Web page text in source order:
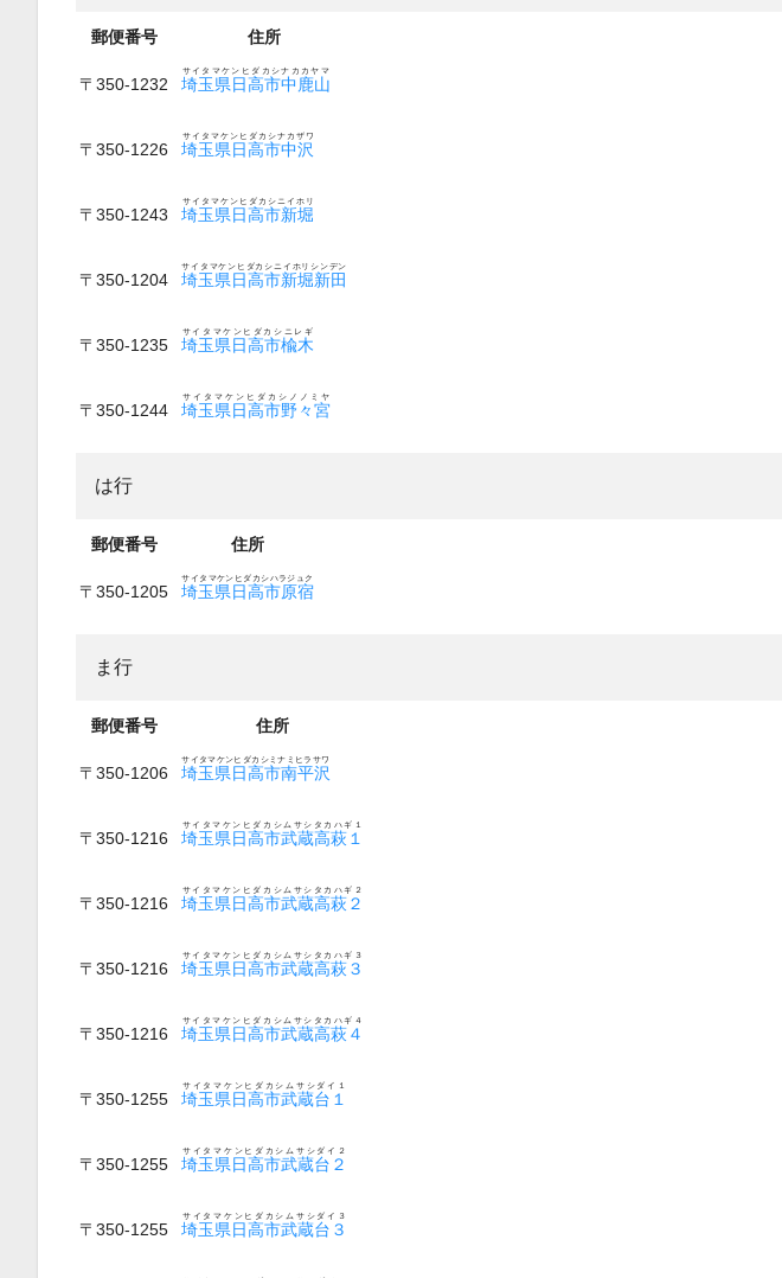
郵便番号 住所
〒350-1232 埼玉県日高市中鹿山
サイタマケンヒダカシナカカヤマ
〒350-1226 埼玉県日高市中沢
サイタマケンヒダカシナカザワ
〒350-1243 埼玉県日高市新堀
サイタマケンヒダカシニイホリ
〒350-1204 埼玉県日高市新堀新田
サイタマケンヒダカシニイホリシンデン
〒350-1235 埼玉県日高市楡木
サイタマケンヒダカシニレギ
〒350-1244 埼玉県日高市野々宮
サイタマケンヒダカシノノミヤ
は行
郵便番号 住所
〒350-1205 埼玉県日高市原宿
サイタマケンヒダカシハラジュク
ま行
郵便番号 住所
〒350-1206 埼玉県日高市南平沢
サイタマケンヒダカシミナミヒラサワ
〒350-1216 埼玉県日高市武蔵高萩１
サイタマケンヒダカシムサシタカハギ１
〒350-1216 埼玉県日高市武蔵高萩２
サイタマケンヒダカシムサシタカハギ２
〒350-1216 埼玉県日高市武蔵高萩３
サイタマケンヒダカシムサシタカハギ３
〒350-1216 埼玉県日高市武蔵高萩４
サイタマケンヒダカシムサシタカハギ４
〒350-1255 埼玉県日高市武蔵台１
サイタマケンヒダカシムサシダイ１
〒350-1255 埼玉県日高市武蔵台２
サイタマケンヒダカシムサシダイ２
〒350-1255 埼玉県日高市武蔵台３
サイタマケンヒダカシムサシダイ３